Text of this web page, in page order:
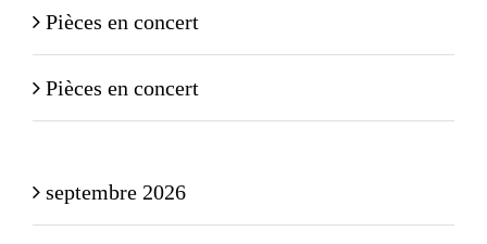
Pièces en concert
Pièces en concert
septembre 2026